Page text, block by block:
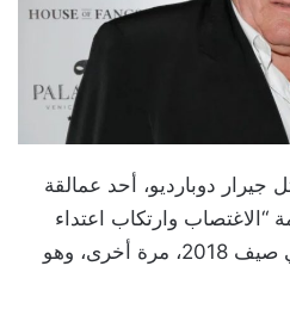
جيرار دوبارديو، أحد عمالقة
“الاغتصاب وارتكاب اعتداء
جنسي” على ممثلة شابة في صيف 2018، مرة أخرى، وهو